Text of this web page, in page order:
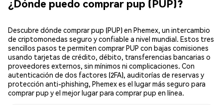
¿Dónde puedo comprar pup (PUP)?
Descubre dónde comprar pup (PUP) en Phemex, un intercambio
de criptomonedas seguro y confiable a nivel mundial. Estos tres
sencillos pasos te permiten comprar PUP con bajas comisiones
usando tarjetas de crédito, débito, transferencias bancarias o
proveedores externos, sin mínimos ni complicaciones. Con
autenticación de dos factores (2FA), auditorías de reservas y
protección anti-phishing, Phemex es el lugar más seguro para
comprar pup y el mejor lugar para comprar pup en línea.